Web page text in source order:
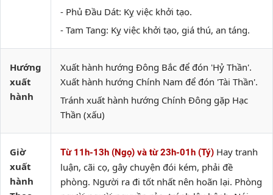
- Phủ Đầu Dát: Kỵ việc khởi tạo.
- Tam Tang: Kỵ việc khởi tạo, giá thú, an táng.
Hướng
xuất
hành
Xuất hành hướng Đông Bắc để đón 'Hỷ Thần'.
Xuất hành hướng Chính Nam để đón 'Tài Thần'.
Tránh xuất hành hướng Chính Đông gặp Hạc
Thần (xấu)
Giờ
xuất
hành
Từ 11h-13h (Ngọ) và từ 23h-01h (Tý) Hay tranh
luận, cãi cọ, gây chuyện đói kém, phải đề
phòng. Người ra đi tốt nhất nên hoãn lại. Phòng